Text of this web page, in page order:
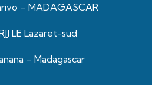
– MADAGASCAR
LE Lazaret-sud
– Madagascar